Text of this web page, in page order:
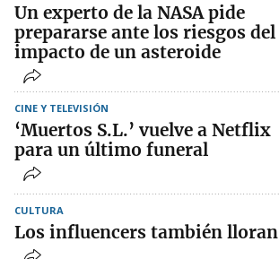
Un experto de la NASA pide
prepararse ante los riesgos del
impacto de un asteroide
CINE Y TELEVISIÓN
‘Muertos S.L.’ vuelve a Netflix
para un último funeral
CULTURA
Los influencers también lloran